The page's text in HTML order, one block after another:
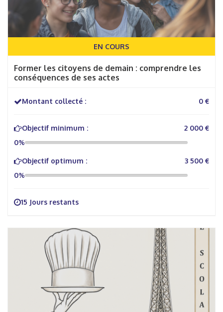
EN COURS
Former les citoyens de demain : comprendre les
conséquences de ses actes
Montant collecté : 0 €
Objectif minimum :
2 000 €
0%
Objectif optimum :
3 500 €
0%
15 Jours restants